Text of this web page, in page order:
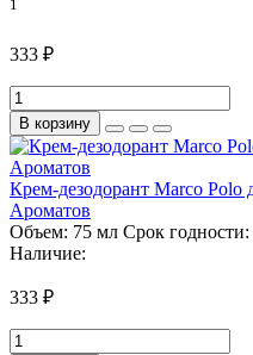
1
333 ₽
В корзину
Крем-дезодорант Marco
Ароматов
Объем: 75 мл Срок годности:
Наличие:
333 ₽